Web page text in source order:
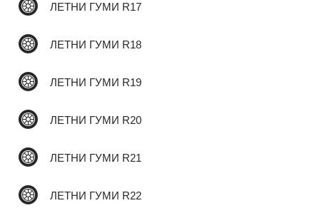
ЛЕТНИ ГУМИ R17
ЛЕТНИ ГУМИ R18
ЛЕТНИ ГУМИ R19
ЛЕТНИ ГУМИ R20
ЛЕТНИ ГУМИ R21
ЛЕТНИ ГУМИ R22